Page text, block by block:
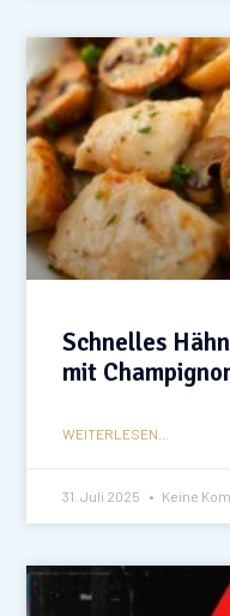
Schnelles
mit
WEITERLESEN...
31. Juli 2025 Keine